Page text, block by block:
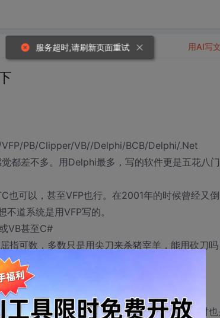
VFP/PB/Clipper/VB//Delphi/BCB/Delphi/.Net
都差不多。用Delphi最多，写的软件更是五花八
也可以，甚至VFP也行。在2001年的时候曾经又
道系统是用VFP写的。
VB甚至C#
指可数，多数只是用尖刀来杀猪宰羊，能用砍刀吗
心的软件都是用Delphi写的，但依然这么认为。
下，Delphi高手往往同时也是数据库高手，同时也
用AI写
服务超时,请刷新页面重试